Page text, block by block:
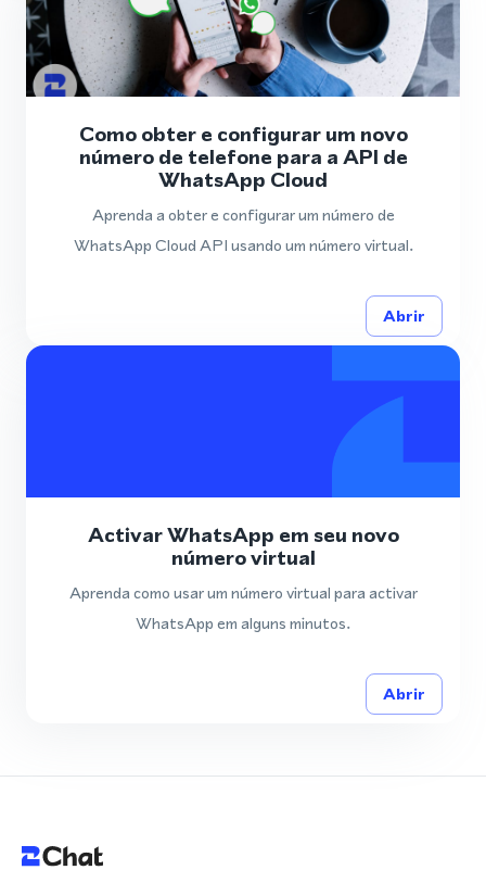
Como obter e configurar um novo
número de telefone para a API de
WhatsApp Cloud
Aprenda a obter e configurar um número de
WhatsApp Cloud API usando um número virtual.
Abrir
Activar WhatsApp em seu novo
número virtual
Aprenda como usar um número virtual para activar
WhatsApp em alguns minutos.
Abrir